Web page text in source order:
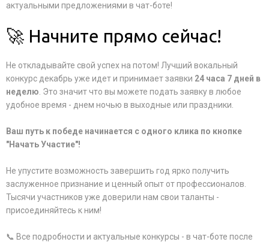
актуальными предложениями в чат-боте!
🚀 Начните прямо сейчас!
Не откладывайте свой успех на потом! Лучший вокальный
конкурс декабрь уже идет и принимает заявки 24 часа 7 дней в
неделю . Это значит что вы можете подать заявку в любое
удобное время - днем ночью в выходные или праздники.
Ваш путь к победе начинается с одного клика по кнопке
"Начать Участие"!
Не упустите возможность завершить год ярко получить
заслуженное признание и ценный опыт от профессионалов.
Тысячи участников уже доверили нам свои таланты -
присоединяйтесь к ним!
📞 Все подробности и актуальные конкурсы - в чат-боте после